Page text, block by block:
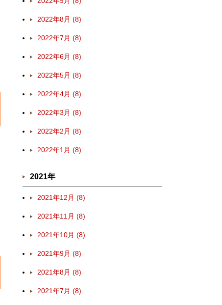
2022年8月 (8)
2022年7月 (8)
2022年6月 (8)
2022年5月 (8)
2022年4月 (8)
2022年3月 (8)
2022年2月 (8)
2022年1月 (8)
2021年
2021年12月 (8)
2021年11月 (8)
2021年10月 (8)
2021年9月 (8)
2021年8月 (8)
2021年7月 (8)